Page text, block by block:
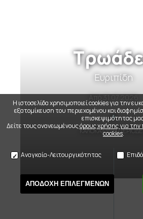
Ευριπίδη
Από31.07.2026
ΚΑΛΟΚΑΙΡΙΝΗ
Η ιστοσελίδα χρησιμοποιεί cookies για την
εξατομίκευση του περιεχομένου και
επισκεψιμότητας
Δείτε τους ανανεωμένουςόρους χρήσης για την
cookies.
Αναγκαία-Λειτουργικότητας
ΑΠΟΔΟΧΗ ΕΠΙΛΕΓΜΕΝΩΝ